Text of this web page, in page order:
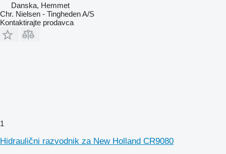
Danska, Hemmet
Chr. Nielsen - Tingheden A/S
Kontaktirajte prodavca
1
Hidraulični razvodnik za New Holland CR9080